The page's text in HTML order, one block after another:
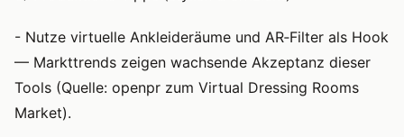
- Nutze virtuelle Ankleideräume und AR‑Filter als Hook
— Markttrends zeigen wachsende Akzeptanz dieser
Tools (Quelle: openpr zum Virtual Dressing Rooms
Market).